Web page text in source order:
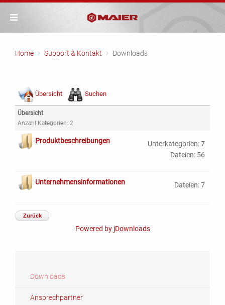
Home Support & Kontakt Downloads
Übersicht Suchen
Übersicht
Anzahl Kategorien: 2
Produktbeschreibungen
Unterkategorien: 7
Dateien: 56
Unternehmensinformationen Dateien: 7
Zurück
Powered by jDownloads
Downloads
Ansprechpartner